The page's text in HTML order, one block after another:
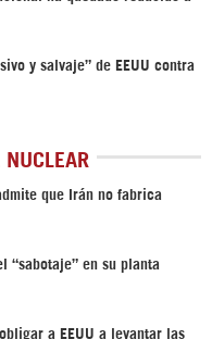
y salvaje” de EEUU contra
NUCLEAR
que Irán no fabrica
“sabotaje” en su planta
a EEUU a levantar las